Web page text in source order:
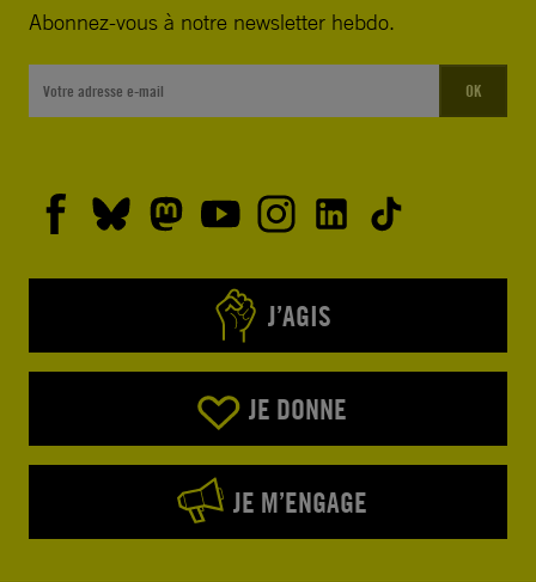
Abonnez-vous à notre newsletter hebdo.
OK
J’AGIS
JE DONNE
JE M’ENGAGE